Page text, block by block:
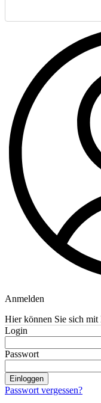
Anmelden
Hier können Sie sich mit
Login
Passwort
Einloggen
Passwort vergessen?